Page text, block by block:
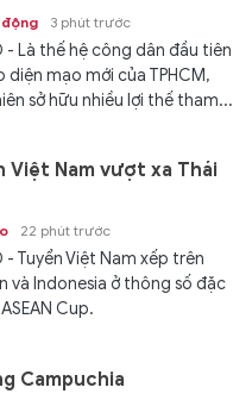
động 3 phút trước
- Là thế hệ công dân đầu tiên
diện mạo mới của TPHCM,
sở hữu nhiều lợi thế tham...
Nam vượt xa Thái
22 phút trước
- Tuyển Việt Nam xếp trên
và Indonesia ở thông số đặc
Cup.
Campuchia